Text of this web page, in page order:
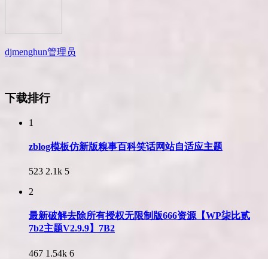
djmenghun管理员
下载排行
1
zblog模板仿新版糗事百科笑话网站自适应主题
523 2.1k 5
2
最新破解去除所有授权无限制版666资源【WP柒比贰
7b2主题V2.9.9】7B2
467 1.54k 6